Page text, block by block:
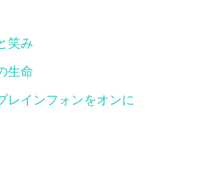
笑み
生命
レインフォンをオンに